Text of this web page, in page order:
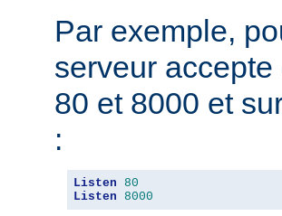
Par exemple,
serveur
80 et 8000 et
:
Listen 80
Listen 8000